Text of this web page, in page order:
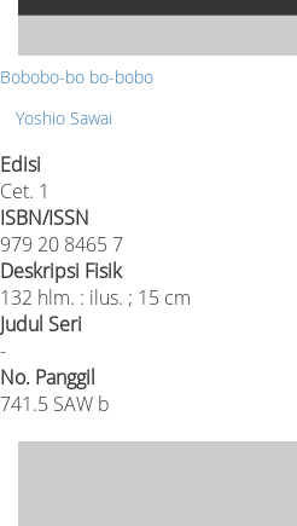
Bobobo-bo bo-bobo
Yoshio Sawai
Edisi
Cet. 1
ISBN/ISSN
979 20 8465 7
Deskripsi Fisik
132 hlm. : ilus. ; 15 cm
Judul Seri
-
No. Panggil
741.5 SAW b